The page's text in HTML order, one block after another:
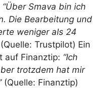
“Über Smava bin ich
Die Bearbeitung und
weniger als 24
Trustpilot) Ein
auf Finanztip: “Ich
trotzdem hat mir
(Quelle: Finanztip)